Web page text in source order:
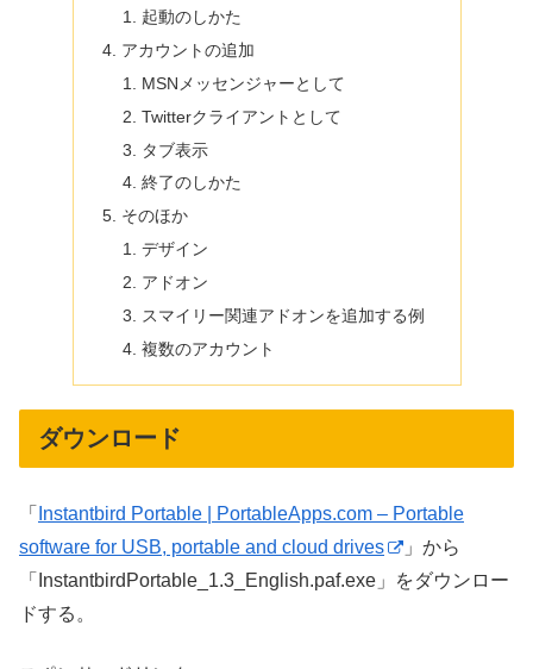
起動のしかた
アカウントの追加
MSNメッセンジャーとして
Twitterクライアントとして
タブ表示
終了のしかた
そのほか
デザイン
アドオン
スマイリー関連アドオンを追加する例
複数のアカウント
ダウンロード
「
Instantbird Portable | PortableApps.com – Portable
software for USB, portable and cloud drives
」から
「InstantbirdPortable_1.3_English.paf.exe」をダウンロー
ドする。